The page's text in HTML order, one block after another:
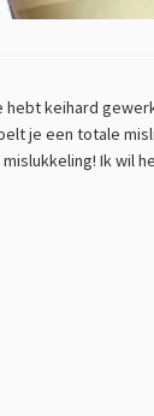
keihard
je een totale
Ik wil